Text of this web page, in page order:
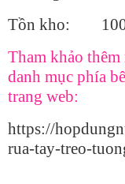
Tồn kho:
Tham khảo
danh mục phía
trang web:
https://
rua-tay-treo-